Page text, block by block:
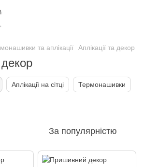
та аплікації Аплікації та декор
декор
Аплікації на сітці Термонашивки
За популярністю